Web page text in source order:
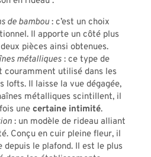
de bambou: c’est un choix
Il apporte un côté plus
pièces ainsi obtenues.
métalliques : ce type de
couramment utilisé dans les
lofts. Il laisse la vue dégagée,
métalliques scintillent, il
une certaine intimité.
: un modèle de rideau alliant
Conçu en cuir pleine fleur, il
depuis le plafond. Il est le plus